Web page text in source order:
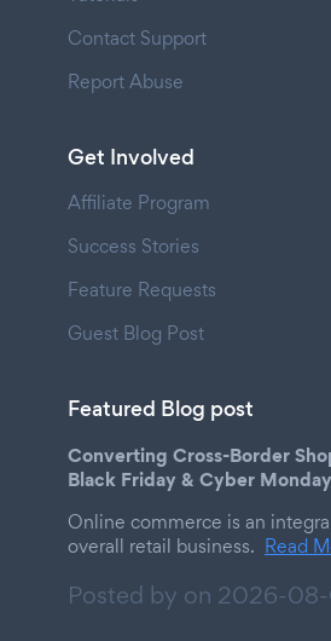
Contact Support
Report Abuse
Get Involved
Affiliate Program
Success Stories
Feature Requests
Guest Blog Post
Featured Blog post
Converting Cross-Border
Black Friday & Cyber Monday
Online commerce is an
overall retail business. Read
Posted by on 2026-